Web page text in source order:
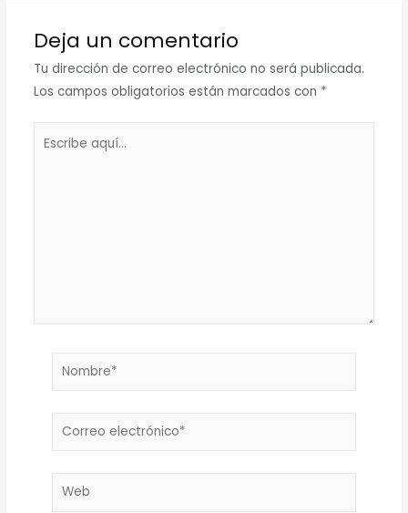
Deja un comentario
Tu dirección de correo electrónico no será publicada.
Los campos obligatorios están marcados con *
Nombre*
Correo
Web